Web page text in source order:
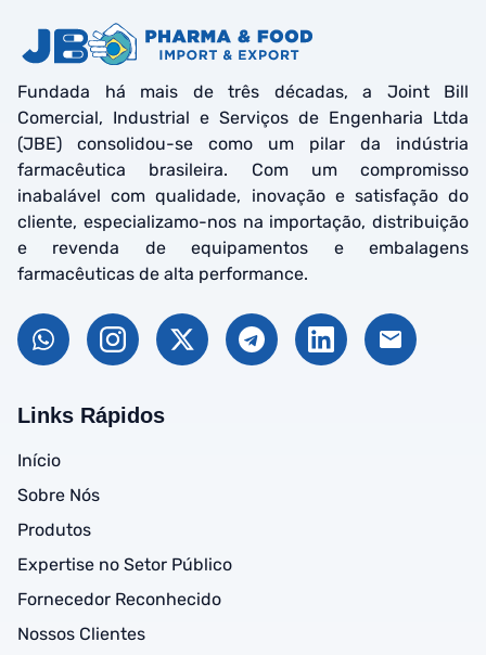
Fundada há mais de três décadas, a Joint Bill
Comercial, Industrial e Serviços de Engenharia Ltda
(JBE) consolidou-se como um pilar da indústria
farmacêutica brasileira. Com um compromisso
inabalável com qualidade, inovação e satisfação do
cliente, especializamo-nos na importação, distribuição
e revenda de equipamentos e embalagens
farmacêuticas de alta performance.
Links Rápidos
Início
Sobre Nós
Produtos
Expertise no Setor Público
Fornecedor Reconhecido
Nossos Clientes